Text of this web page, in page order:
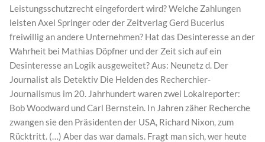
Leistungsschutzrecht eingefordert wird? Welche Zahlungen
leisten Axel Springer oder der Zeitverlag Gerd Bucerius
freiwillig an andere Unternehmen? Hat das Desinteresse an der
Wahrheit bei Mathias Döpfner und der Zeit sich auf ein
Desinteresse an Logik ausgeweitet? Aus: Neunetz d. Der
Journalist als Detektiv Die Helden des Recherchier-
Journalismus im 20. Jahrhundert waren zwei Lokalreporter:
Bob Woodward und Carl Bernstein. In Jahren zäher Recherche
zwangen sie den Präsidenten der USA, Richard Nixon, zum
Rücktritt. (…) Aber das war damals. Fragt man sich, wer heute